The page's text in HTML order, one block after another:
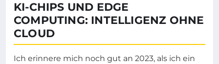
KI-CHIPS UND EDGE
COMPUTING: INTELLIGENZ OHNE
CLOUD
Ich erinnere mich noch gut an 2023, als ich ein